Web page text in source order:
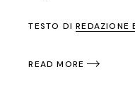
TESTO DIREDAZIONE
READ MORE